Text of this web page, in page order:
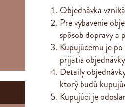
Objednávka
Pre vybavenie
spôsob dopravy a
Kupujúcemu je
prijatia
Detaily
ktorý budú
Kupujúci je